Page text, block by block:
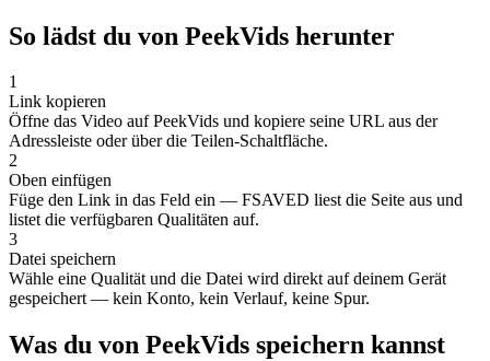
So lädst du von PeekVids herunter
1
Link kopieren
Öffne das Video auf PeekVids und kopiere seine URL aus der
Adressleiste oder über die Teilen-Schaltfläche.
2
Oben einfügen
Füge den Link in das Feld ein — FSAVED liest die Seite aus und
listet die verfügbaren Qualitäten auf.
3
Datei speichern
Wähle eine Qualität und die Datei wird direkt auf deinem Gerät
gespeichert — kein Konto, kein Verlauf, keine Spur.
Was du von PeekVids speichern kannst